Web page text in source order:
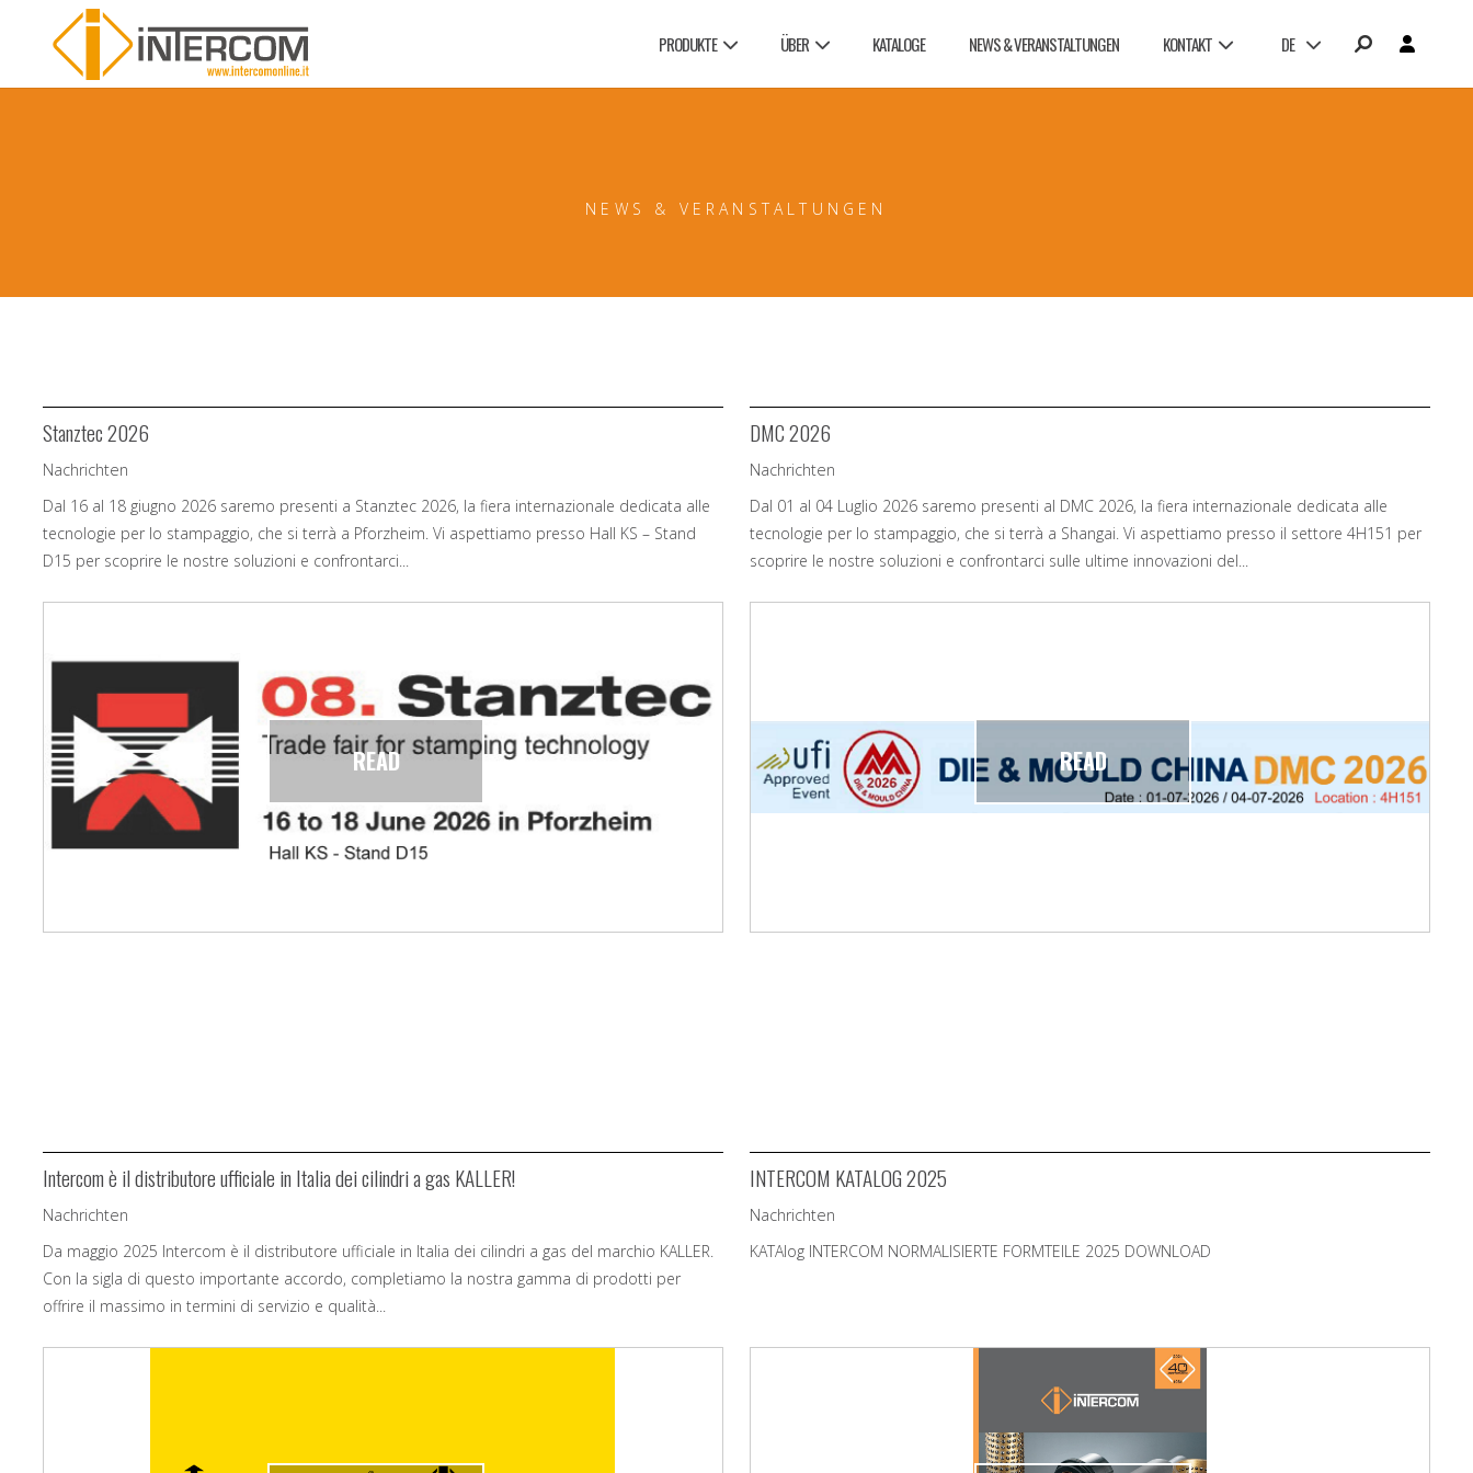
PRODUKTE ÜBER KATALOGE NEWS & VERANSTALTUNGEN KONTAKT DE
NEWS & VERANSTALTUNGEN
Stanztec 2026
Nachrichten
Dal 16 al 18 giugno 2026 saremo presenti a Stanztec 2026, la fiera internazionale dedicata alle
tecnologie per lo stampaggio, che si terrà a Pforzheim. Vi aspettiamo presso Hall KS – Stand
D15 per scoprire le nostre soluzioni e confrontarci...
READ
DMC 2026
Nachrichten
Dal 01 al 04 Luglio 2026 saremo presenti al DMC 2026, la fiera internazionale dedicata alle
tecnologie per lo stampaggio, che si terrà a Shangai. Vi aspettiamo presso il settore 4H151 per
scoprire le nostre soluzioni e confrontarci sulle ultime innovazioni del...
READ
Intercom è il distributore ufficiale in Italia dei cilindri a gas KALLER!
Nachrichten
Da maggio 2025 Intercom è il distributore ufficiale in Italia dei cilindri a gas del marchio KALLER.
Con la sigla di questo importante accordo, completiamo la nostra gamma di prodotti per
offrire il massimo in termini di servizio e qualità...
INTERCOM KATALOG 2025
Nachrichten
KATAlog INTERCOM NORMALISIERTE FORMTEILE 2025 DOWNLOAD